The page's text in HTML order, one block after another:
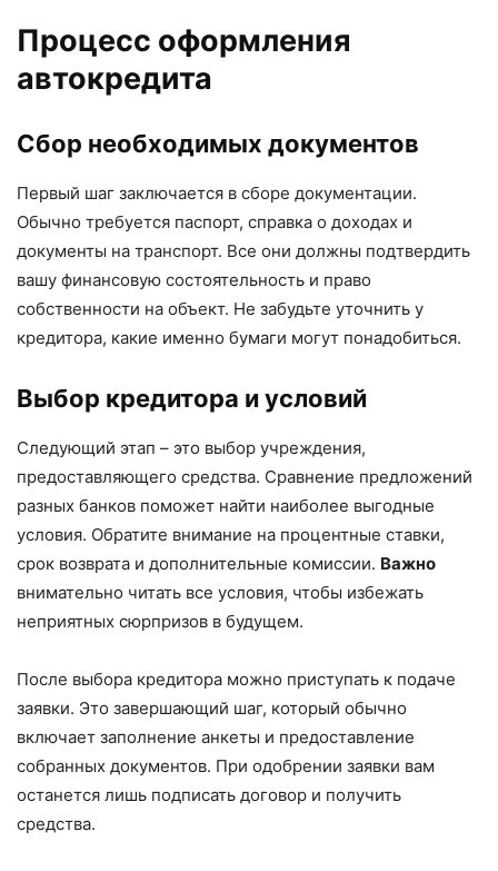
Процесс оформления
автокредита
Сбор необходимых документов
Первый шаг заключается в сборе документации.
Обычно требуется паспорт, справка о доходах и
документы на транспорт. Все они должны подтвердить
вашу финансовую состоятельность и право
собственности на объект. Не забудьте уточнить у
кредитора, какие именно бумаги могут понадобиться.
Выбор кредитора и условий
Следующий этап – это выбор учреждения,
предоставляющего средства. Сравнение предложений
разных банков поможет найти наиболее выгодные
условия. Обратите внимание на процентные ставки,
срок возврата и дополнительные комиссии. Важно
внимательно читать все условия, чтобы избежать
неприятных сюрпризов в будущем.
После выбора кредитора можно приступать к подаче
заявки. Это завершающий шаг, который обычно
включает заполнение анкеты и предоставление
собранных документов. При одобрении заявки вам
останется лишь подписать договор и получить
средства.